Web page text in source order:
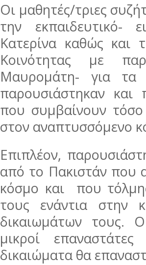
Οι μαθητές/τριες
την εκπαιδευτικό-
Κατερίνα καθώς και
Κοινότητας με
Μαυρομάτη- για
παρουσιάστηκαν και
που συμβαίνουν
στον αναπτυσσόμενο
Επιπλέον,
από το Πακιστάν που
κόσμο και που
τους ενάντια στην
δικαιωμάτων τους.
μικροί
δικαιώματα θα